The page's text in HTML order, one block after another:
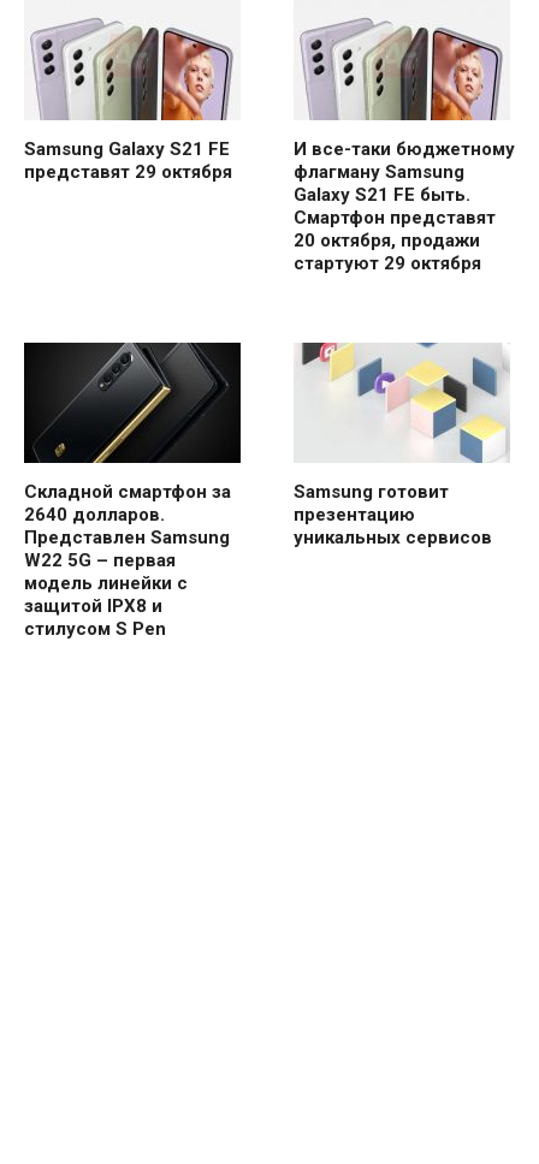
Samsung Galaxy S21 FE
представят 29 октября
И все-таки бюджетному
флагману Samsung
Galaxy S21 FE быть.
Смартфон представят
20 октября, продажи
стартуют 29 октября
Складной смартфон за
2640 долларов.
Представлен Samsung
W22 5G – первая
модель линейки с
защитой IPX8 и
стилусом S Pen
Samsung готовит
презентацию
уникальных сервисов